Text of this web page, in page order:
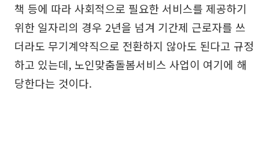
책 등에 따라 사회적으로 필요한 서비스를 제공하기
위한 일자리의 경우 2년을 넘겨 기간제 근로자를 쓰
더라도 무기계약직으로 전환하지 않아도 된다고 규정
하고 있는데, 노인맞춤돌봄서비스 사업이 여기에 해
당한다는 것이다.